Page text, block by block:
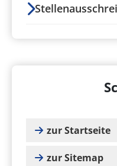
zur Startseite
zur Sitemap